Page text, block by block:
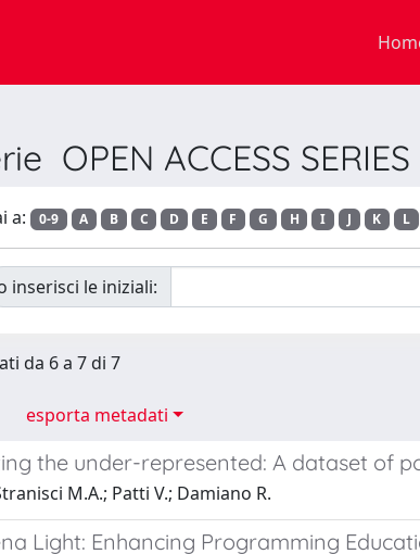
OPEN ACCESS
a: 0-9 A B C D E F G H I J K L
inserisci le iniziali:
da 6 a 7 di 7
esporta metadati
the under-represented: A dataset of
M.A.; Patti V.; Damiano R.
Light: Enhancing Programming